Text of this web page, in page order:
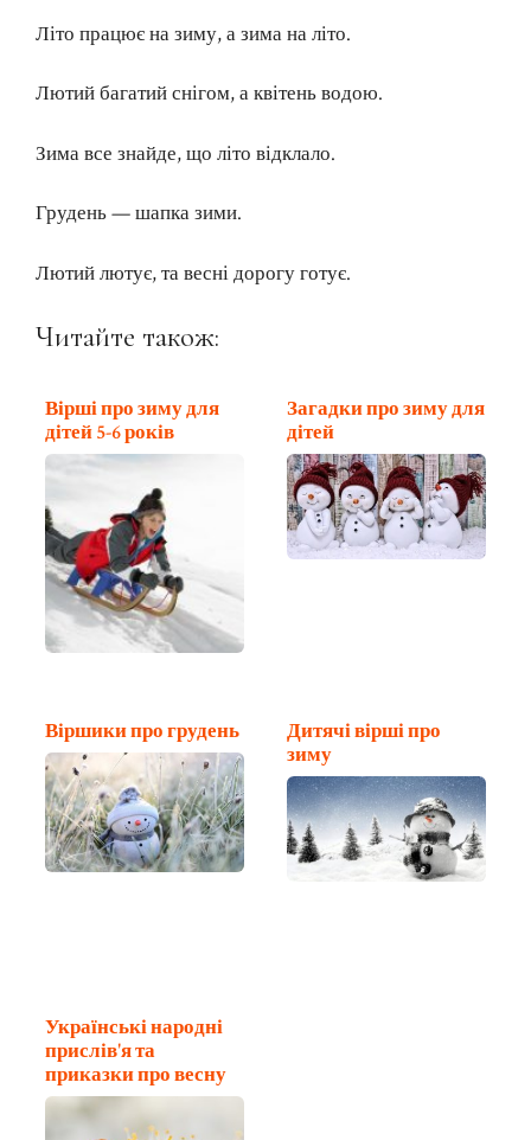
Літо працює на зиму, а зима на літо.
Лютий багатий снігом, а квітень водою.
Зима все знайде, що літо відклало.
Грудень — шапка зими.
Лютий лютує, та весні дорогу готує.
Читайте також:
Вірші про зиму для
дітей 5-6 років
Загадки про зиму для
дітей
Віршики про грудень
Дитячі вірші про
зиму
Українські народні
прислів'я та
приказки про весну